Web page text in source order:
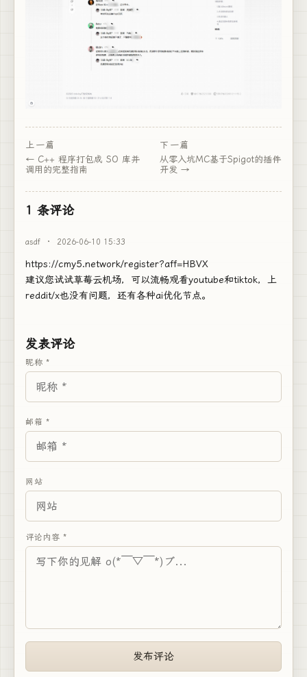
上一篇
C++ 程序打包成 SO 库并
调用的完整指南
下一篇
从零入坑MC基于Spigot的插件
开发
1 条评论
asdf · 2026-06-10 15:33
https://cmy5.network/register?aff=HBVX
建议您试试草莓云机场，可以流畅观看youtube和tiktok，上
reddit/x也没有问题，还有各种ai优化节点。
发表评论
昵称 *
邮箱 *
网站
评论内容 *
发布评论